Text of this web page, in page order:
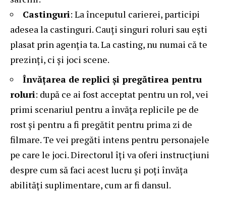
Castinguri: La începutul carierei, participi
adesea la castinguri. Cauți singuri roluri sau ești
plasat prin agenția ta. La casting, nu numai că te
prezinți, ci și joci scene.
Învățarea de replici și pregătirea pentru
roluri: după ce ai fost acceptat pentru un rol, vei
primi scenariul pentru a învăța replicile pe de
rost și pentru a fi pregătit pentru prima zi de
filmare. Te vei pregăti intens pentru personajele
pe care le joci. Directorul îți va oferi instrucțiuni
despre cum să faci acest lucru și poți învăța
abilități suplimentare, cum ar fi dansul.